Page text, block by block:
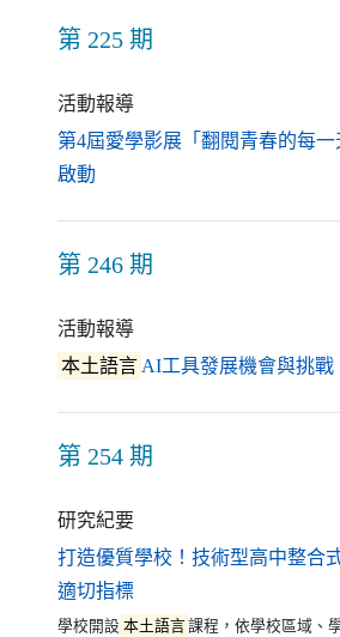
第 225 期
活動報導
第4屆愛學影展「翻閱青春的每一
啟動
第 246 期
活動報導
本土語言 AI工具發展機會與挑戰
第 254 期
研究紀要
打造優質學校！技術型高中整合
適切指標（另開新視窗）
學校開設 本土語言課程，依學校區域、